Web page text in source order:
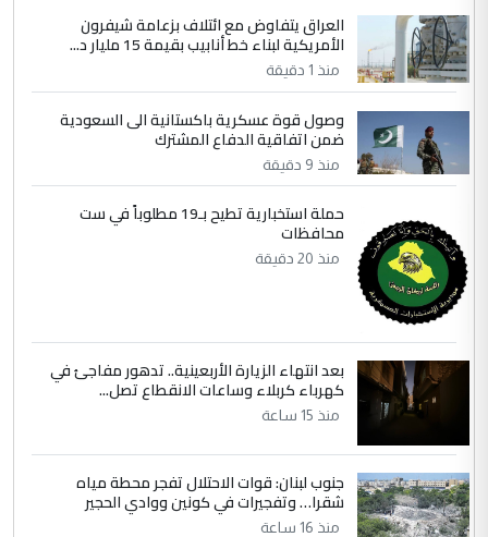
الاستماع للمدير ومغرفة ...
الموضوع :
وزير الصحة يعفي مدير مستشفى الكرخ
العام في بغداد
4 سردار
التعليق : واحد من عصابة علي ماما يسقط
ابا فرات ...
الموضوع :
الجواهري يرد على صدام حسين سل
مضجعيك يابن الزنا (نص كامل)
سردار
التعليق : واحد من عصابة علي ماما يسقط
جنسية الرافد الثالث للعراق ومن اصول عريقة
ابا فرات ...
الموضوع :الجواهري يرد على صدام حسين سل
مضجعيك يابن الزنا (نص كامل)
العراق يتفاوض مع ائتلاف بزعامة شيفرون
الأمريكية لبناء خط أنابيب بقيمة 15 مليار د...
منذ 1 دقيقة
وصول قوة عسكرية باكستانية الى السعودية
ضمن اتفاقية الدفاع المشترك
منذ 9 دقيقة
حملة استخبارية تطيح بـ19 مطلوباً في ست
محافظات
منذ 20 دقيقة
بعد انتهاء الزيارة الأربعينية.. تدهور مفاجئ في
كهرباء كربلاء وساعات الانقطاع تصل...
منذ 15 ساعة
جنوب لبنان: قوات الاحتلال تفجر محطة مياه
شقرا… وتفجيرات في كونين ووادي الحجير
منذ 16 ساعة